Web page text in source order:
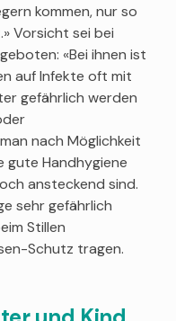
kommen, nur so
Vorsicht sei bei
«Bei ihnen ist
auf Infekte oft mit
gefährlich werden
nach Möglichkeit
gute Handhygiene
ansteckend sind.
sehr gefährlich
Stillen
Schutz tragen.